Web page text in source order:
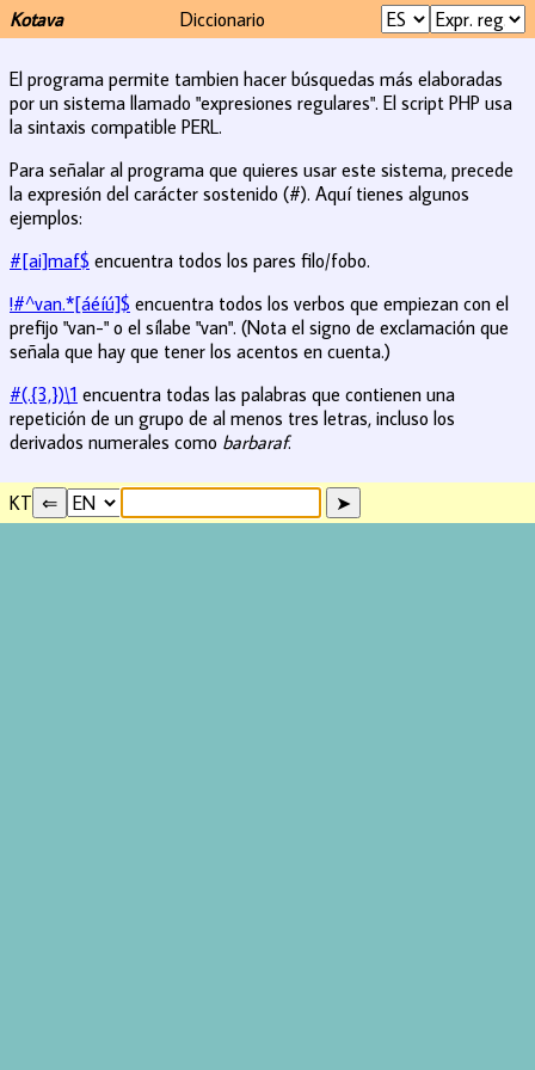
Kotava Diccionario
El programa permite tambien hacer búsquedas más elaboradas
por un sistema llamado "expresiones regulares". El script PHP usa
la sintaxis compatible PERL.
Para señalar al programa que quieres usar este sistema, precede
la expresión del carácter sostenido (#). Aquí tienes algunos
ejemplos:
#[ai]maf$ encuentra todos los pares filo/fobo.
!#^van.*[áéíú]$ encuentra todos los verbos que empiezan con el
prefijo "van-" o el sílabe "van". (Nota el signo de exclamación que
señala que hay que tener los acentos en cuenta.)
#(.{3,})\1 encuentra todas las palabras que contienen una
repetición de un grupo de al menos tres letras, incluso los
derivados numerales como barbaraf.
KT